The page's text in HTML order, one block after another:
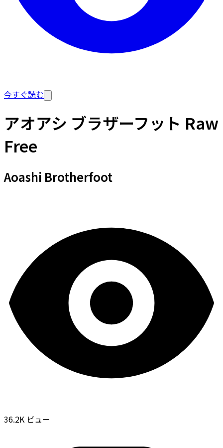
今すぐ読む
アオアシ ブラザーフット Raw
Free
Aoashi Brotherfoot
36.2K ビュー